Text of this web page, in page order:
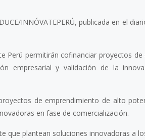
INNÓVATEPERÚ, publicada en el
Perú permitirán cofinanciar proyectos de
empresarial y validación de la
de emprendimiento de alto
en fase de comercialización.
que plantean soluciones innovadoras a